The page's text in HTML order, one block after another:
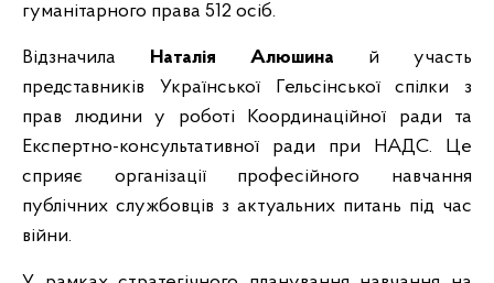
гуманітарного права 512 осіб.
Відзначила Наталія Алюшина й участь
представників Української Гельсінської спілки з
прав людини у роботі Координаційної ради та
Експертно-консультативної ради при НАДС. Це
сприяє організації професійного навчання
публічних службовців з актуальних питань під час
війни.